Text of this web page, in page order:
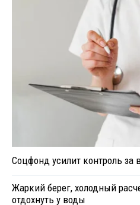
Соцфонд усилит контроль
Жаркий берег, холодный
отдохнуть у воды